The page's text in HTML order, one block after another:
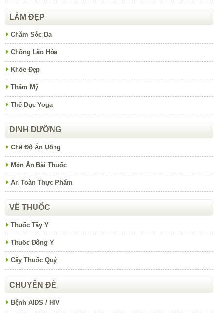
LÀM ĐẸP
Chăm Sóc Da
Chống Lão Hóa
Khỏe Đẹp
Thẩm Mỹ
Thể Dục Yoga
DINH DƯỠNG
Chế Độ Ăn Uống
Món Ăn Bài Thuốc
An Toàn Thực Phẩm
VỀ THUỐC
Thuốc Tây Y
Thuốc Đông Y
Cây Thuốc Quý
CHUYÊN ĐỀ
Bệnh AIDS / HIV